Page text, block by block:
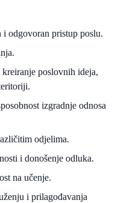
i odgovoran pristup poslu.
kreiranje poslovnih ideja,
izgradnje odnosa
odjelima.
i donošenje odluka.
na učenje.
i prilagođavanja